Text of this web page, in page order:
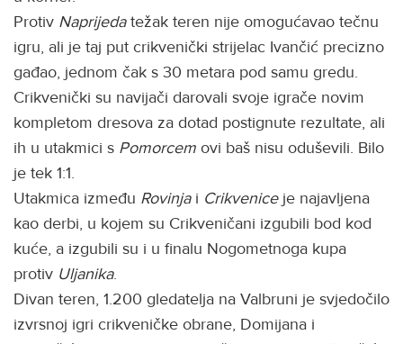
Protiv Naprijedatežak teren nije omogućavao tečnu
igru, ali je taj put crikvenički strijelac Ivančić precizno
gađao, jednom čak s 30 metara pod samu gredu.
Crikvenički su navijači darovali svoje igrače novim
kompletom dresova za dotad postignute rezultate, ali
ih u utakmici s Pomorcem ovi baš nisu oduševili. Bilo
je tek 1:1.
Utakmica između Rovinjai Crikvenice je najavljena
kao derbi, u kojem su Crikveničani izgubili bod kod
kuće, a izgubili su i u finalu Nogometnoga kupa
protiv Uljanika.
Divan teren, 1.200 gledatelja na Valbruni je svjedočilo
izvrsnoj igri crikveničke obrane, Domijana i